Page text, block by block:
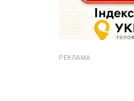
РЕКЛАМА